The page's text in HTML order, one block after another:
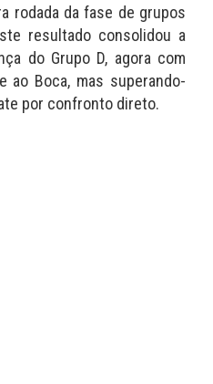
rodada da fase de grupos
resultado consolidou a
do Grupo D, agora com
ao Boca, mas superando-
por confronto direto.